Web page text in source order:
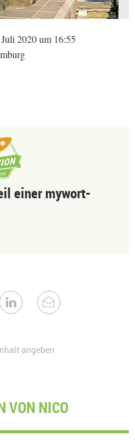
2020 um 16:55
einer mywort-
angeben
VON NICO